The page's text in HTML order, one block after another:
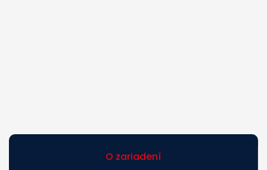
O zariadení